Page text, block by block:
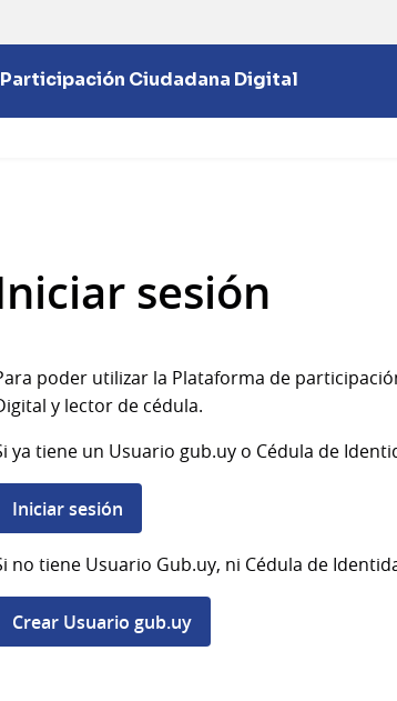
Ciudadana Digital
sesión
poder utilizar la Plataforma de
y lector de cédula.
ya tiene un Usuario gub.uy o Cédula de
Iniciar sesión
no tiene Usuario Gub.uy, ni Cédula de
Crear Usuario gub.uy